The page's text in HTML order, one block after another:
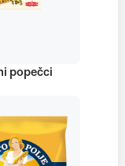
popečci